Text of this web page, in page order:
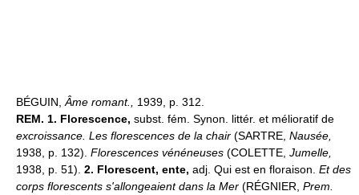
BÉGUIN, Âme romant., 1939, p. 312.
REM. 1. Florescence, subst. fém. Synon. littér. et mélioratif de
excroissance. Les florescences de la chair (SARTRE, Nausée,
1938, p. 132). Florescences vénéneuses (COLETTE, Jumelle,
1938, p. 51). 2. Florescent, ente, adj. Qui est en floraison. Et des
corps florescents s'allongeaient dans la Mer (RÉGNIER, Prem.